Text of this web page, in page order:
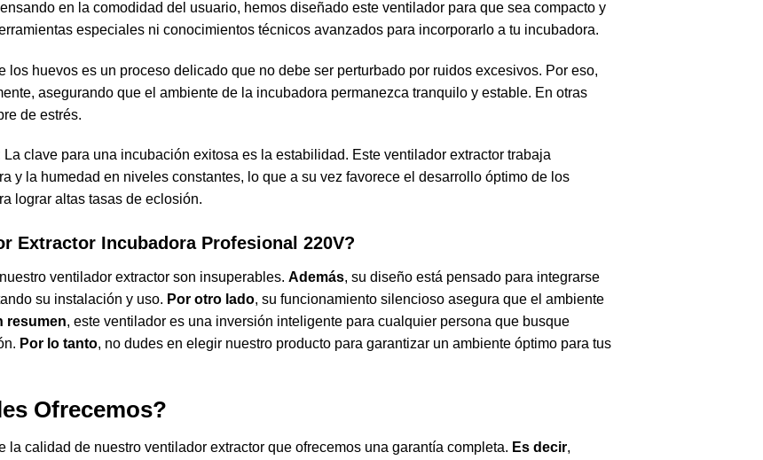
en la comodidad del usuario, hemos diseñado este ventilador para que sea compacto y
especiales ni conocimientos técnicos avanzados para incorporarlo a tu incubadora.
los huevos es un proceso delicado que no debe ser perturbado por ruidos excesivos. Por eso,
asegurando que el ambiente de la incubadora permanezca tranquilo y estable. En otras
de estrés.
La clave para una incubación exitosa es la estabilidad. Este ventilador extractor trabaja
y la humedad en niveles constantes, lo que a su vez favorece el desarrollo óptimo de los
lograr altas tasas de eclosión.
Extractor Incubadora Profesional 220V?
ventilador extractor son insuperables. Además, su diseño está pensado para integrarse
su instalación y uso. Por otro lado, su funcionamiento silencioso asegura que el ambiente
resumen, este ventilador es una inversión inteligente para cualquier persona que busque
Por lo tanto, no dudes en elegir nuestro producto para garantizar un ambiente óptimo para tus
Ofrecemos?
la calidad de nuestro ventilador extractor que ofrecemos una garantía completa. Es decir,